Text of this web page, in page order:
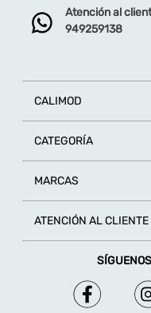
Atención al
949259138
CALIMOD
CATEGORÍA
MARCAS
ATENCIÓN AL CLIENTE